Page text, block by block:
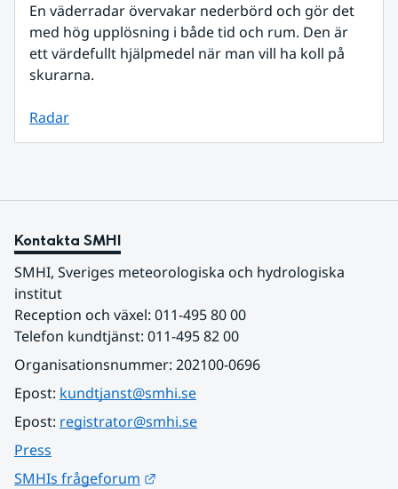
En väderradar övervakar nederbörd och gör det
med hög upplösning i både tid och rum. Den är
ett värdefullt hjälpmedel när man vill ha koll på
skurarna.
Radar
Kontakta SMHI
SMHI, Sveriges meteorologiska och hydrologiska
institut
Reception och växel: 011-495 80 00
Telefon kundtjänst: 011-495 82 00
Organisationsnummer: 202100-0696
Epost: kundtjanst@smhi.se
Epost: registrator@smhi.se
Press
SMHIs frågeforum